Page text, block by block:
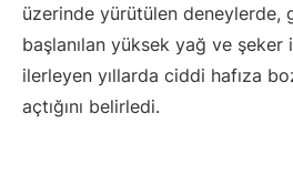
üzerinde yürütülen deneylerde,
başlanılan yüksek yağ ve
ilerleyen yıllarda ciddi hafıza
açtığını belirledi.